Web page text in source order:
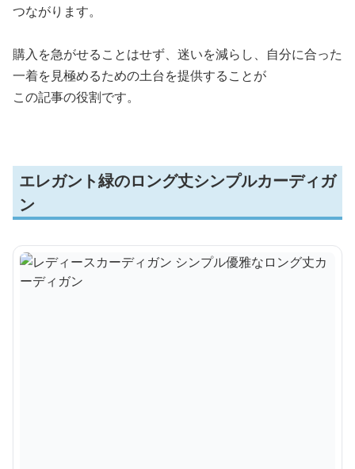
つながります。
購入を急がせることはせず、迷いを減らし、自分に合った
一着を見極めるための土台を提供することが
この記事の役割です。
エレガント緑のロング丈シンプルカーディガ
ン